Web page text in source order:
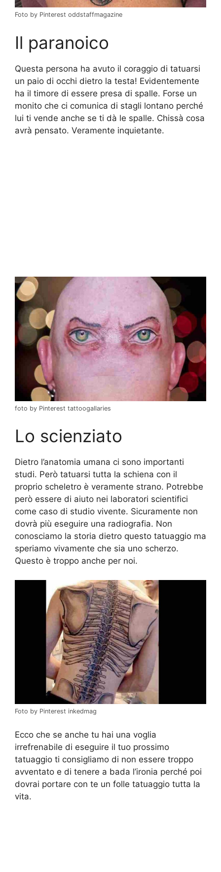
Foto by Pinterest oddstaffmagazine
Il paranoico
Questa persona ha avuto il coraggio di tatuarsi
un paio di occhi dietro la testa! Evidentemente
ha il timore di essere presa di spalle. Forse un
monito che ci comunica di stagli lontano perché
lui ti vende anche se ti dà le spalle. Chissà cosa
avrà pensato. Veramente inquietante.
foto by Pinterest tattoogallaries
Lo scienziato
Dietro l’anatomia umana ci sono importanti
studi. Però tatuarsi tutta la schiena con il
proprio scheletro è veramente strano. Potrebbe
però essere di aiuto nei laboratori scientifici
come caso di studio vivente. Sicuramente non
dovrà più eseguire una radiografia. Non
conosciamo la storia dietro questo tatuaggio ma
speriamo vivamente che sia uno scherzo.
Questo è troppo anche per noi.
Foto by Pinterest inkedmag
Ecco che se anche tu hai una voglia
irrefrenabile di eseguire il tuo prossimo
tatuaggio ti consigliamo di non essere troppo
avventato e di tenere a bada l’ironia perché poi
dovrai portare con te un folle tatuaggio tutta la
vita.